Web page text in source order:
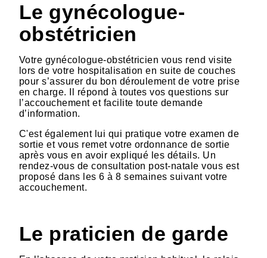
Le gynécologue-
obstétricien
Votre gynécologue-obstétricien vous rend visite
lors de votre hospitalisation en suite de couches
pour s’assurer du bon déroulement de votre prise
en charge. Il répond à toutes vos questions sur
l’accouchement et facilite toute demande
d’information.
C'est également lui qui pratique votre examen de
sortie et vous remet votre ordonnance de sortie
après vous en avoir expliqué les détails. Un
rendez-vous de consultation post-natale vous est
proposé dans les 6 à 8 semaines suivant votre
accouchement.
Le praticien de garde